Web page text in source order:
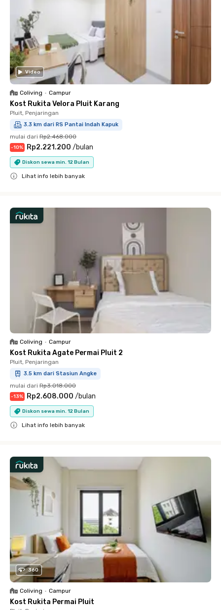
Video
Coliving • Campur
Kost Rukita Velora Pluit Karang
Pluit, Penjaringan
3.3 km dari RS Pantai Indah Kapuk
mulai dari Rp2.468.000
-10% Rp2.221.200 /bulan
Diskon sewa min. 12 Bulan
Lihat info lebih banyak
Coliving • Campur
Kost Rukita Agate Permai Pluit 2
Pluit, Penjaringan
3.5 km dari Stasiun Angke
mulai dari Rp3.018.000
-13% Rp2.608.000 /bulan
Diskon sewa min. 12 Bulan
Lihat info lebih banyak
360
Coliving • Campur
Kost Rukita Permai Pluit